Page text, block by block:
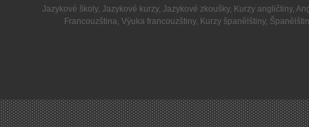
Jazykové školy, Jazykové kurzy, Jazykové zkoušky, Kurzy angličtiny,
Francouzština,Výuka francouzštiny, Kurzy španělštiny,